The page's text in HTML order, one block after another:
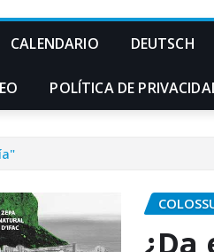
CALENDARIO DEUTSCH
POLÍTICA DE